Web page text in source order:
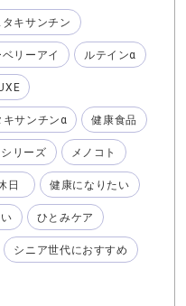
オシャレな先輩たちが写
歳を重ねたい❣️と、思わ
とみやあたまのケアが大
インα』 『カシスα』の
」をサポートしてもら
す♪ 『ブルーベリーア
る「アントシアニン」
「ビルベリー」を使用
休めるためにハーブ3種
ているカモミール、レ
休めリラックス気分で
ビルベリーには含まれ
2種類含まれます。この
のものを見続けるとき
ルテインα』には、ニン
ます。さらに、毎日の
ン」「亜鉛」「トコト
タキサンチン
リーアイ ルテインα
キサンチンα 健康食品
リーズ メノコト
日 健康になりたい
ひとみケア
シニア世代におすすめ